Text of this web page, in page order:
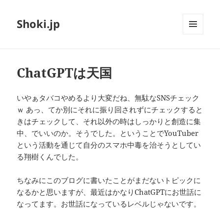
Shoki.jp
ChatGPTは天国
いやぁタバコやめるより大変だね、無駄なSNSチェック
ｗ あっ、てか別にそれに振り回されずにチェックすると
きはチェックして、それ以外の時はしっかりと創造に集
中、でいいのか。そうでした。ということでYouTuber
という活動を通じて自分のスマホ中毒を治そうとしてい
る翔樹くんでした。
ちなみにこのブログに書いたことがまだないトピックに
なるかと思いますが、最近はかなりChatGPTにお世話に
なってます。お世話になっているレベルじゃないです。